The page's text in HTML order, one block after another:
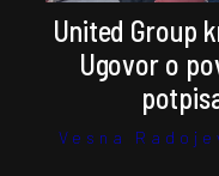
United Group
Ugovor o
Vesna